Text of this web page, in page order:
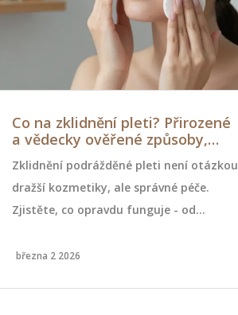
Co na zklidnění pleti? Přirozené
a vědecky ověřené způsoby,
Zklidnění podrážděné pleti není otázkou
dražší kozmetiky, ale správné péče.
Zjistěte, co opravdu funguje - od
se má vyvarovat, abyste nezhoršili stav.
března 2 2026